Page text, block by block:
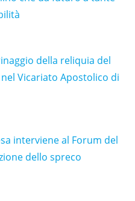
della reliquia del
Vicariato Apostolico di
interviene al Forum del
dello spreco